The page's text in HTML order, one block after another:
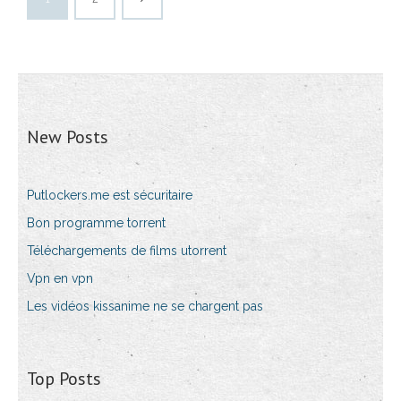
New Posts
Putlockers.me est sécuritaire
Bon programme torrent
Téléchargements de films utorrent
Vpn en vpn
Les vidéos kissanime ne se chargent pas
Top Posts